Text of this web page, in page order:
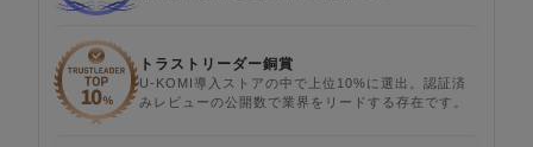
トラストリーダー銅賞
U-KOMI導入ストアの中で上位10%に選出。認証済
みレビューの公開数で業界をリードする存在です。